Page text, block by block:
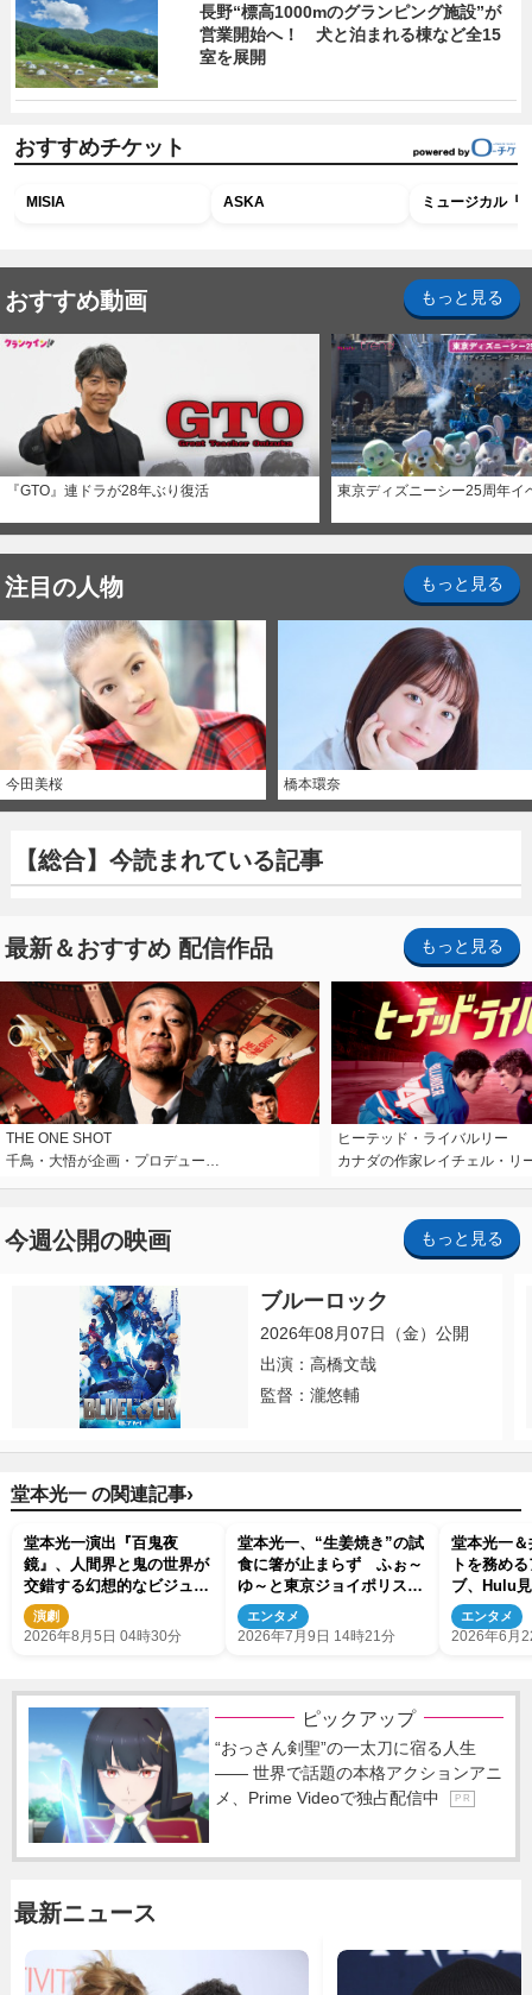
長野“標高1000mのグランピング施設”が
営業開始へ！ 犬と泊まれる棟など全15
室を展開
おすすめチケット
MISIA ASKA ミュージカル『
おすすめ動画 もっと見る
『GTO』連ドラが28年ぶり復活 東京ディズニーシー25周年イ
注目の人物 もっと見る
今田美桜 橋本環奈
【総合】今読まれている記事
最新＆おすすめ 配信作品 もっと見る
THE ONE SHOT
千鳥・大悟が企画・プロデュー…
ヒーテッド・ライバルリー
カナダの作家レイチェル・リ
今週公開の映画 もっと見る
ブルーロック
2026年08月07日（金）公開
出演：高橋文哉
監督：瀧悠輔
堂本光一 の関連記事›
堂本光一演出『百鬼夜
鏡』、人間界と鬼の世界が
交錯する幻想的なビジュア
ル解禁！
演劇
2026年8月5日 04時30分
堂本光一、“生姜焼き”の試
食に箸が止まらず ふぉ～
ゆ～と東京ジョイポリス降
臨でわちゃわちゃトーク
エンタメ
2026年7月9日 14時21分
堂本光一
トを務め
ブ、Hulu
先行抽選受
エンタメ
2026年6月
ピックアップ
“おっさん剣聖”の一太刀に宿る人生
―― 世界で話題の本格アクションアニ
メ、Prime Videoで独占配信中
P R
最新ニュース